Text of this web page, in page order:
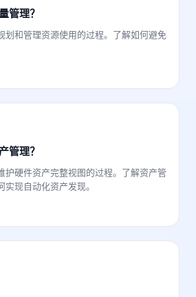
管理？
划和管理资源使用的过程。了解如何避免
管理？
护硬件资产完整视图的过程。了解资产管
现自动化资产发现。